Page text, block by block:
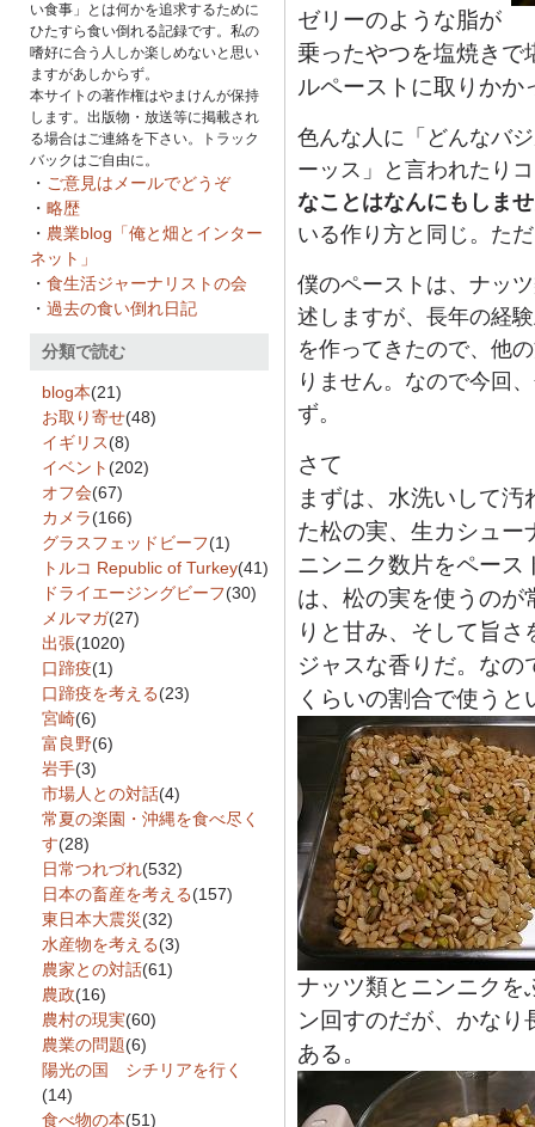
ゼリーのような脂が
乗ったやつを塩焼きで
ルペーストに取りかか
色んな人に「どんなバ
ーッス」と言われたり
なことはなんにもしま
いる作り方と同じ。た
僕のペーストは、ナッ
述しますが、長年の経
を作ってきたので、他
りません。なので今回
ず。
さて
まずは、水洗いして
た松の実、生カシュー
ニンニク数片をペース
は、松の実を使うのが
りと甘み、そして旨
ジャスな香りだ。な
くらいの割合で使うと
ナッツ類とニンニクを
ン回すのだが、かな
ある。
い食事」とは何かを追求するために
ひたすら食い倒れる記録です。私の
嗜好に合う人しか楽しめないと思い
ますがあしからず。
本サイトの著作権はやまけんが保持
します。出版物・放送等に掲載され
る場合はご連絡を下さい。トラック
バックはご自由に。
・ ご意見はメールでどうぞ
・ 略歴
・ 農業blog「俺と畑とインター
ネット」
・ 食生活ジャーナリストの会
・ 過去の食い倒れ日記
分類で読む
blog本(21)
お取り寄せ(48)
イギリス(8)
イベント (202)
オフ会(67)
カメラ(166)
グラスフェッドビーフ(1)
トルコ Republic of Turkey(41)
ドライエージングビーフ(30)
メルマガ(27)
出張(1020)
口蹄疫(1)
口蹄疫を考える(23)
宮崎(6)
富良野(6)
岩手(3)
市場人との対話(4)
常夏の楽園・沖縄を食べ尽く
す(28)
日常つれづれ(532)
日本の畜産を考える(157)
東日本大震災(32)
水産物を考える(3)
農家との対話(61)
農政(16)
農村の現実(60)
農業の問題(6)
陽光の国 シチリアを行く
(14)
食べ物の本(51)